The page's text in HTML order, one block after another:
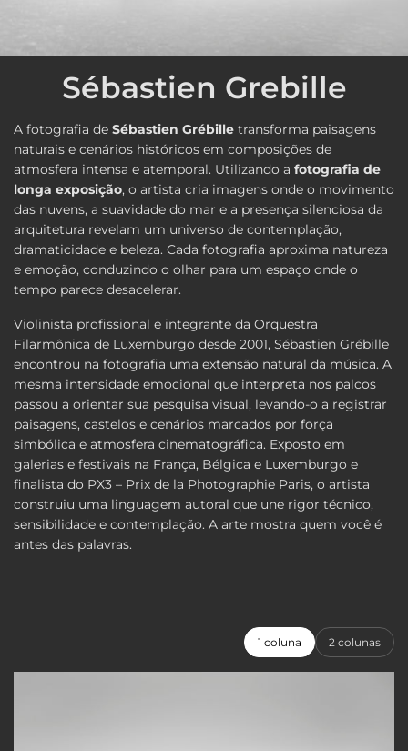
Sébastien Grebille
A fotografia de Sébastien Grébille transforma paisagens
naturais e cenários históricos em composições de
atmosfera intensa e atemporal. Utilizando a fotografia de
longa exposição, o artista cria imagens onde o movimento
das nuvens, a suavidade do mar e a presença silenciosa da
arquitetura revelam um universo de contemplação,
dramaticidade e beleza. Cada fotografia aproxima natureza
e emoção, conduzindo o olhar para um espaço onde o
tempo parece desacelerar.
Violinista profissional e integrante da Orquestra
Filarmônica de Luxemburgo desde 2001, Sébastien Grébille
encontrou na fotografia uma extensão natural da música. A
mesma intensidade emocional que interpreta nos palcos
passou a orientar sua pesquisa visual, levando-o a registrar
paisagens, castelos e cenários marcados por força
simbólica e atmosfera cinematográfica. Exposto em
galerias e festivais na França, Bélgica e Luxemburgo e
finalista do PX3 – Prix de la Photographie Paris, o artista
construiu uma linguagem autoral que une rigor técnico,
sensibilidade e contemplação. A arte mostra quem você é
antes das palavras.
1 coluna 2 colunas